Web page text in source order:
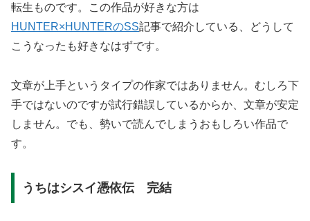
転生ものです。この作品が好きな方は
HUNTER×HUNTERのSS記事で紹介している、どうして
こうなったも好きなはずです。
文章が上手というタイプの作家ではありません。むしろ下
手ではないのですが試行錯誤しているからか、文章が安定
しません。でも、勢いで読んでしまうおもしろい作品で
す。
うちはシスイ憑依伝 完結